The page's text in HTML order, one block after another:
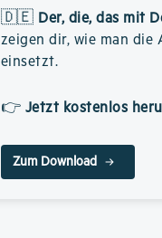
🇩🇪 Der, die, das mit
zeigen dir, wie man
einsetzt.
👉 Jetzt kostenlos
Zum Download